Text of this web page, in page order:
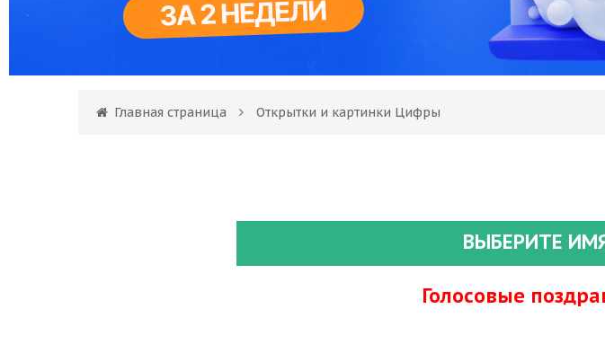
Главная страница Открытки и картинки Цифры
ВЫБЕРИТЕ
Голосовые